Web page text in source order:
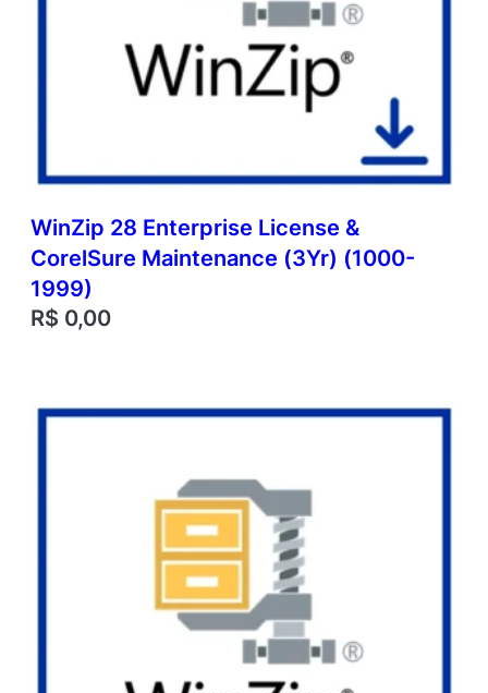
WinZip 28 Enterprise License &
CorelSure Maintenance (3Yr) (1000-
1999)
R$ 0,00